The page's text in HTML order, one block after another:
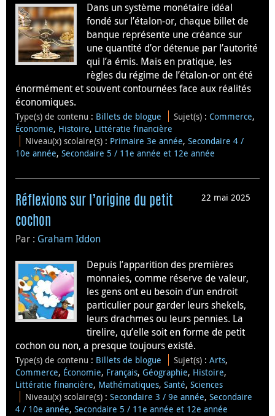
Dans un système monétaire idéal
fondé sur l’étalon-or, chaque billet de
banque représente une créance sur
une quantité d’or détenue par l’autorité
qui l’a émis. Mais en pratique, les
règles du régime de l’étalon-or ont été
énormément et souvent contournées face aux réalités
économiques.
Type(s) de contenu : Billets de blogue Sujet(s) :Commerce,
Économie, Histoire, Littératie financière
Niveau(x) scolaire(s) : Primaire 3e année,Secondaire 4 /
10e année, Secondaire 5 / 11e année et 12e année
22 mai 2025
Réflexions sur l’origine du petit
cochon
Par : Graham Iddon
Depuis l’apparition des premières
monnaies, comme réserve de valeur,
les gens ont eu besoin d’un endroit
particulier pour garder leurs shekels,
leurs drachmes ou leurs pennies. La
tirelire, qu’elle soit en forme de petit
cochon ou non, a presque toujours existé.
Type(s) de contenu : Billets de blogue Sujet(s) :Arts,
Commerce, Économie, Français, Géographie, Histoire,
Littératie financière, Mathématiques, Santé, Sciences
Niveau(x) scolaire(s) :Secondaire 3 / 9e année,Secondaire
4 / 10e année, Secondaire 5 / 11e année et 12e année